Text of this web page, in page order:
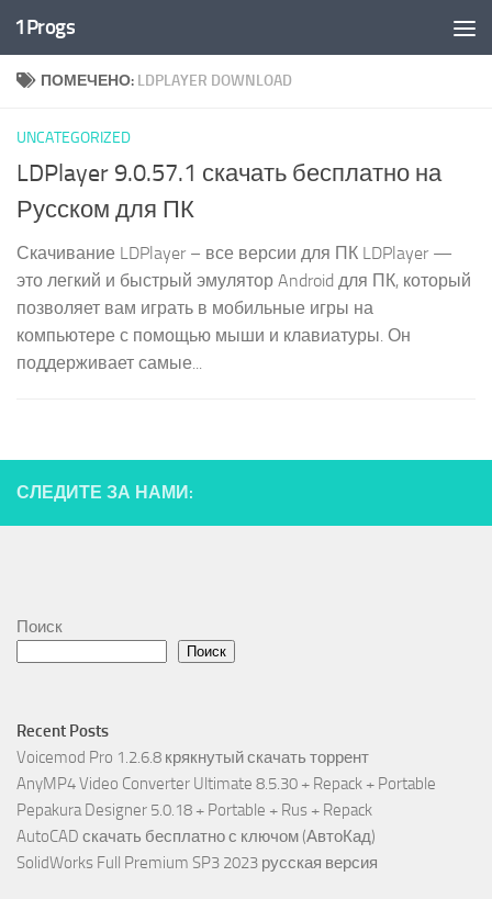
Перейти к содержимому
1Progs
ПОМЕЧЕНО: LDPLAYER DOWNLOAD
UNCATEGORIZED
LDPlayer 9.0.57.1 скачать бесплатно на
Русском для ПК
Скачивание LDPlayer – все версии для ПК LDPlayer —
это легкий и быстрый эмулятор Android для ПК, который
позволяет вам играть в мобильные игры на
компьютере с помощью мыши и клавиатуры. Он
поддерживает самые...
СЛЕДИТЕ ЗА НАМИ:
Поиск
Поиск
Recent Posts
Voicemod Pro 1.2.6.8 крякнутый скачать торрент
AnyMP4 Video Converter Ultimate 8.5.30 + Repack + Portable
Pepakura Designer 5.0.18 + Portable + Rus + Repack
AutoCAD скачать бесплатно с ключом (АвтоКад)
SolidWorks Full Premium SP3 2023 русская версия